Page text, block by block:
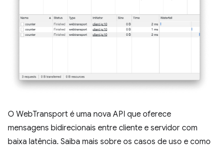
O WebTransport é uma nova API que oferece
mensagens bidirecionais entre cliente e servidor com
baixa latência. Saiba mais sobre os casos de uso e como